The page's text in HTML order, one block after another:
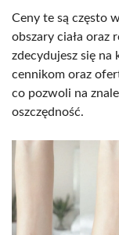
Ceny te są często
obszary ciała oraz
zdecydujesz się na
cennikom oraz
co pozwoli na
oszczędność.